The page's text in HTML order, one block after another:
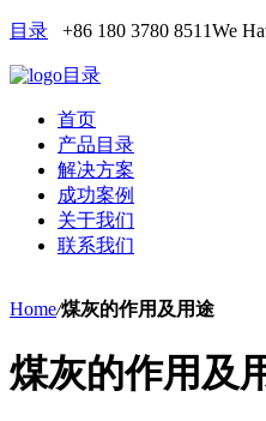
目录 +86 180 3780 8511We
目录
首页
产品目录
解决方案
成功案例
关于我们
联系我们
Home/煤灰的作用及用途
煤灰的作用及